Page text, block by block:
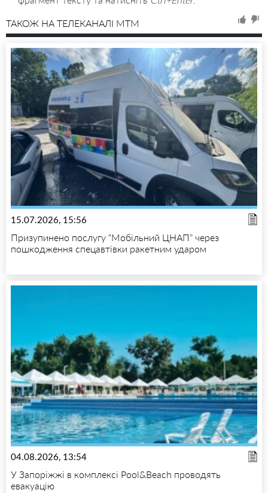
ТАКОЖ НА ТЕЛЕКАНАЛІ MTM
15.07.2026, 15:56
Призупинено послугу “Мобільний ЦНАП” через
пошкодження спецавтівки ракетним ударом
04.08.2026, 13:54
У Запоріжжі в комплексі Pool&Beach проводять
евакуацію